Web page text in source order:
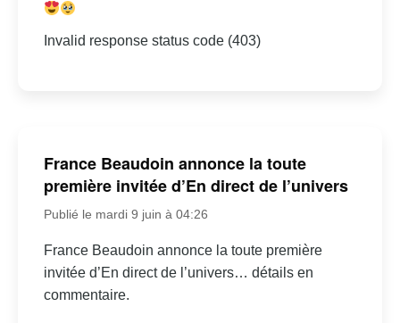
Invalid response status code (403)
France Beaudoin annonce la toute
première invitée d’En direct de l’univers
Publié le mardi 9 juin à 04:26
France Beaudoin annonce la toute première
invitée d’En direct de l’univers… détails en
commentaire.